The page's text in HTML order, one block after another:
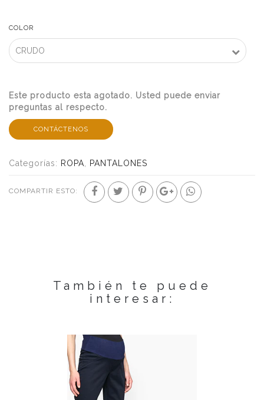
COLOR
Este producto esta agotado. Usted puede enviar
preguntas al respecto.
CONTÁCTENOS
Categorías: ROPA PANTALONES
COMPARTIR ESTO:
También te puede
interesar: